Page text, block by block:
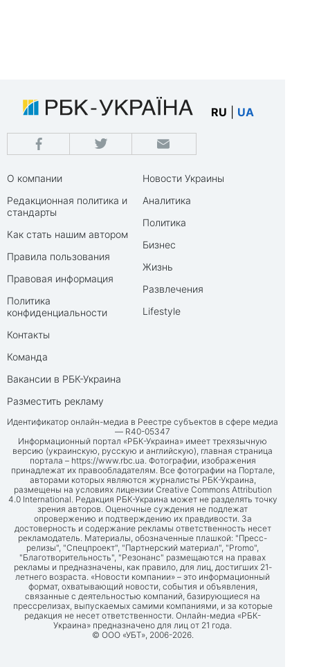
RU UA
О компании
Редакционная политика и
стандарты
Как стать нашим автором
Правила пользования
Правовая информация
Политика
конфиденциальности
Контакты
Команда
Вакансии в РБК-Украина
Разместить рекламу
Новости Украины
Аналитика
Политика
Бизнес
Жизнь
Развлечения
Lifestyle
Идентификатор онлайн-медиа в Реестре субъектов в сфере медиа
— R40-05347
Информационный портал «РБК-Украина» имеет трехязычную
версию (украинскую, русскую и английскую), главная страница
портала – https://www.rbc.ua. Фотографии, изображения
принадлежат их правообладателям. Все фотографии на Портале,
авторами которых являются журналисты РБК-Украина,
размещены на условиях лицензии Creative Commons Attribution
4.0 International. Редакция РБК-Украина может не разделять точку
зрения авторов. Оценочные суждения не подлежат
опровержению и подтверждению их правдивости. За
достоверность и содержание рекламы ответственность несет
рекламодатель. Материалы, обозначенные плашкой: "Пресс-
релизы", "Спецпроект", "Партнерский материал", "Promo",
"Благотворительность", "Резонанс" размещаются на правах
рекламы и предназначены, как правило, для лиц, достигших 21-
летнего возраста. «Новости компании» – это информационный
формат, охватывающий новости, события и объявления,
связанные с деятельностью компаний, базирующиеся на
прессрелизах, выпускаемых самими компаниями, и за которые
редакция не несет ответственности. Онлайн-медиа «РБК-
Украина» предназначено для лиц от 21 года.
© ООО «УБТ», 2006-2026.